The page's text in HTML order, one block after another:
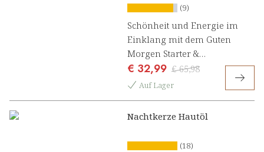
(9)
Schönheit und Energie im
Einklang mit dem Guten
Morgen Starter &
Nachtzauber Beauty Komplex
€ 32,99 € 65,98
Auf Lager
Nachtkerze Hautöl
(18)